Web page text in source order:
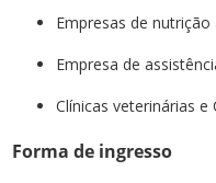
Empresas de nutrição
Empresa de
Clínicas veterinárias
Forma de ingresso